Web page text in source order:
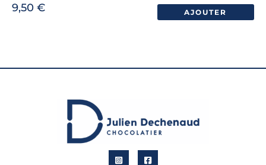
9,50 € AJOUTER